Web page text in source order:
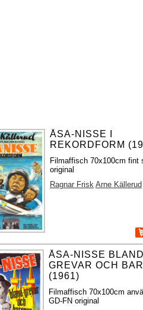
ÅSA-NISSE I
REKORDFORM
Filmaffisch 70x100cm fint
original
Ragnar Frisk Arne Källerud
ÅSA-NISSE BLAND
GREVAR OCH
(1961)
Filmaffisch 70x100cm
GD-FN original